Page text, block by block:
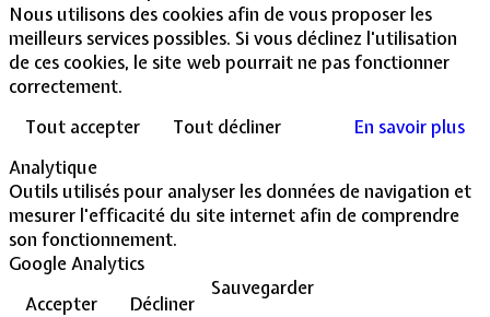
Nous utilisons des cookies afin de vous proposer les
meilleurs services possibles. Si vous déclinez l'utilisation
de ces cookies, le site web pourrait ne pas fonctionner
correctement.
Tout accepter
Tout décliner
En savoir plus
Analytique
Outils utilisés pour analyser les données de navigation et
mesurer l'efficacité du site internet afin de comprendre
son fonctionnement.
Google Analytics
Accepter
Décliner
Sauvegarder